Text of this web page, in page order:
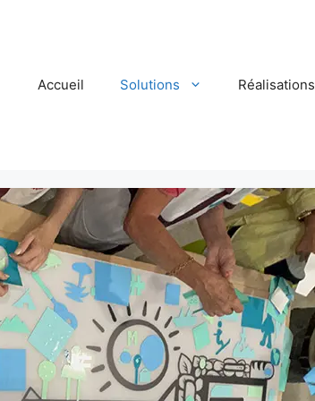
Accueil Solutions Réalisations